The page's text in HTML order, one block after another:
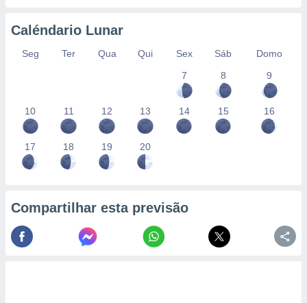
Caléndario Lunar
Seg Ter Qua Qui Sex Sáb
Domo
7
8 9
10 11 12 13 14 15 16
17 18 19 20
Compartilhar esta previsão